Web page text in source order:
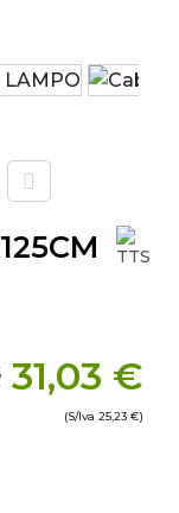
31,03 €
(S/Iva 25,23 €)